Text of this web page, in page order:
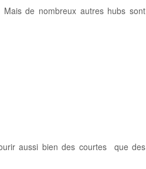
de nombreux autres hubs sont
aussi bien des courtes que des